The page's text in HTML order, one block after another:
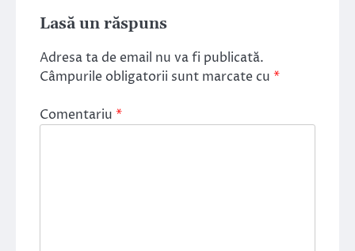
Lasă un răspuns
Adresa ta de email nu va fi publicată.
Câmpurile obligatorii sunt marcate cu *
Comentariu *